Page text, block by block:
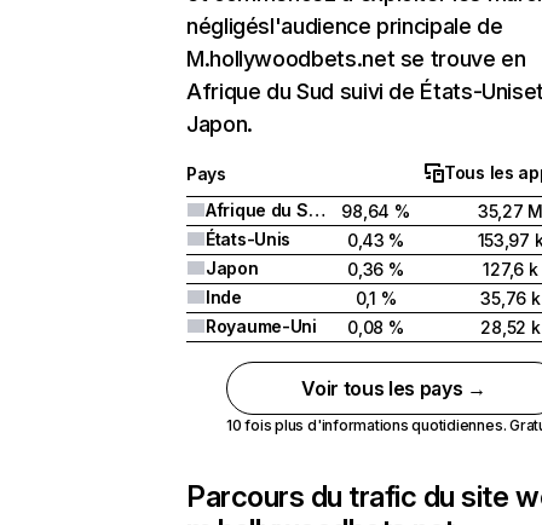
négligésl'audience principale de
M.hollywoodbets.net se trouve en
Afrique du Sud suivi de États-
Japon.
Pays
Tous les
Afrique du Sud
98,64 %
35,27
États-Unis
0,43 %
153,97
Japon
0,36 %
127,6 k
Inde
0,1 %
35,76 k
Royaume-Uni
0,08 % 28,52 k
Voir tous les pays →
10 fois plus d'informations quotidiennes.
Parcours du trafic du site